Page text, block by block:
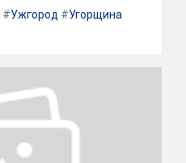
#Ужгород #Угорщина